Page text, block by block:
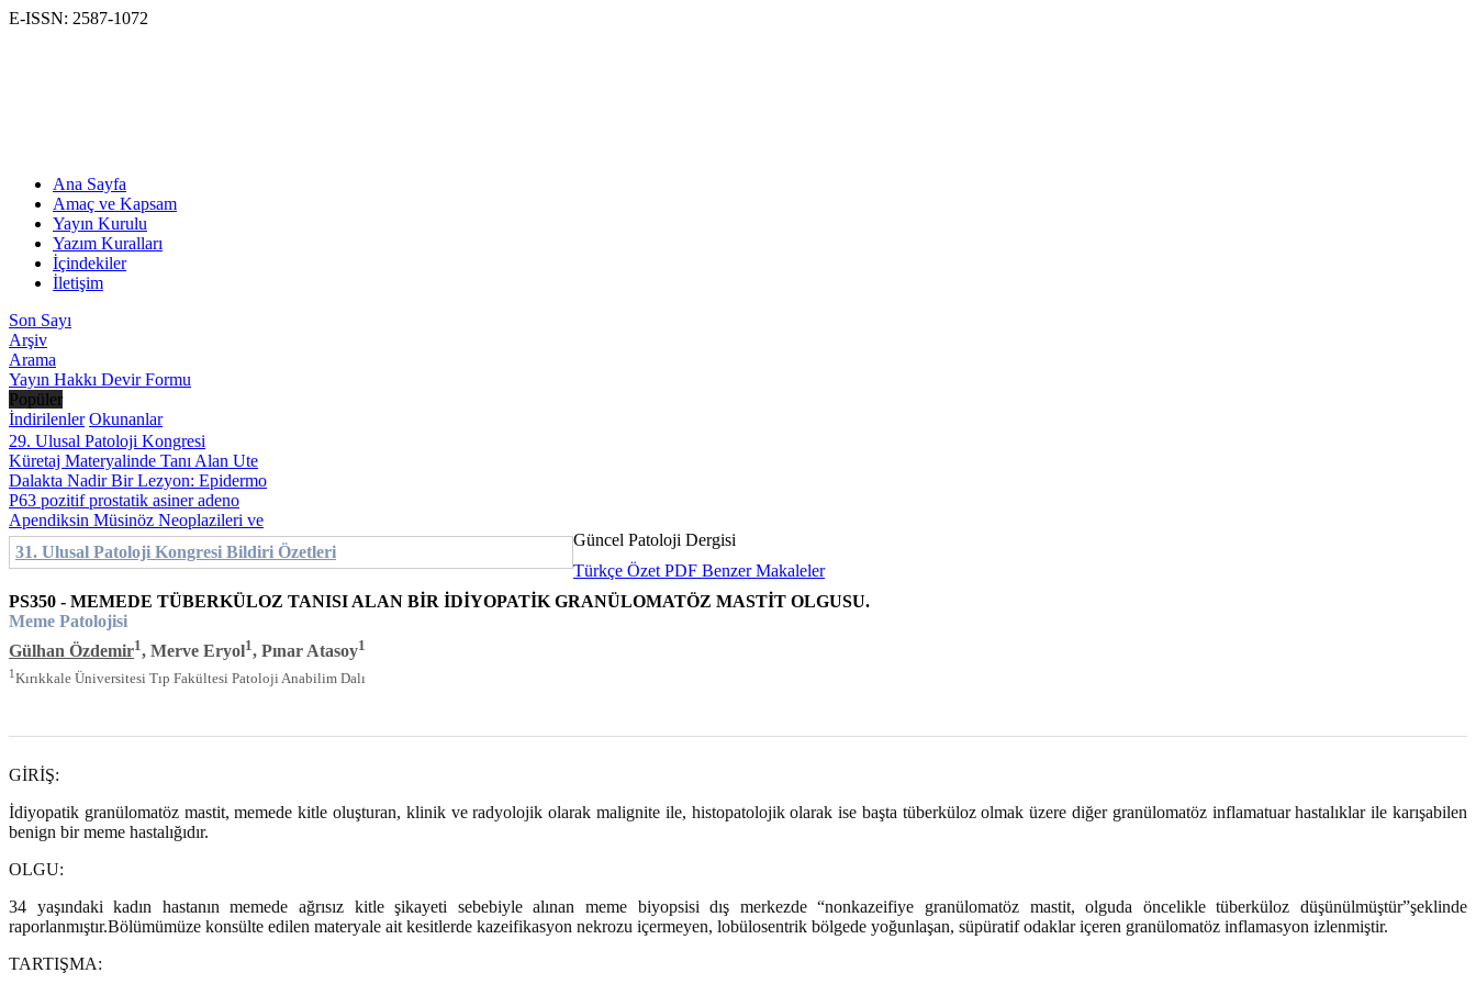
E-ISSN: 2587-1072
Ana Sayfa
Amaç ve Kapsam
Yayın Kurulu
Yazım Kuralları
İçindekiler
İletişim
Son Sayı
Arşiv
Arama
Yayın Hakkı Devir Formu
Popüler
İndirilenler Okunanlar
29. Ulusal Patoloji Kongresi
Küretaj Materyalinde Tanı Alan Ute
Dalakta Nadir Bir Lezyon: Epidermo
P63 pozitif prostatik asiner adeno
Apendiksin Müsinöz Neoplazileri ve
31. Ulusal Patoloji Kongresi Bildiri Özetleri
Güncel Patoloji Dergisi
Türkçe Özet PDF Benzer Makaleler
PS350 - MEMEDE TÜBERKÜLOZ TANISI ALAN BİR İDİYOPATİK GRANÜLOMATÖZ MASTİT OLGUSU.
Meme Patolojisi
Gülhan Özdemir1, Merve Eryol1, Pınar Atasoy1
1 Kırıkkale Üniversitesi Tıp Fakültesi Patoloji Anabilim Dalı
GİRİŞ:
İdiyopatik granülomatöz mastit, memede kitle oluşturan, klinik ve radyolojik olarak malignite ile, histopatolojik olarak ise başta tüberküloz olmak üzere diğer granülomatöz inflamatuar hastalıklar ile karışabilen
benign bir meme hastalığıdır.
OLGU:
34 yaşındaki kadın hastanın memede ağrısız kitle şikayeti sebebiyle alınan meme biyopsisi dış merkezde “nonkazeifiye granülomatöz mastit, olguda öncelikle tüberküloz düşünülmüştür”şeklinde
raporlanmıştır.Bölümümüze konsülte edilen materyale ait kesitlerde kazeifikasyon nekrozu içermeyen, lobülosentrik bölgede yoğunlaşan, süpüratif odaklar içeren granülomatöz inflamasyon izlenmiştir.
TARTIŞMA: